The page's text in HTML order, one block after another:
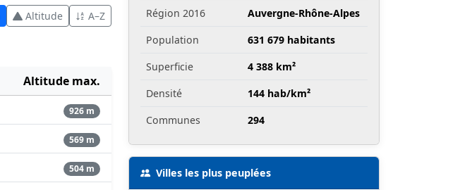
Altitude A–Z
Altitude max.
926 m
569 m
504 m
Région 2016
Auvergne-Rhône-Alpes
Population
631 679 habitants
Superficie
4 388 km²
Densité
144 hab/km²
Communes
294
Villes les plus peuplées